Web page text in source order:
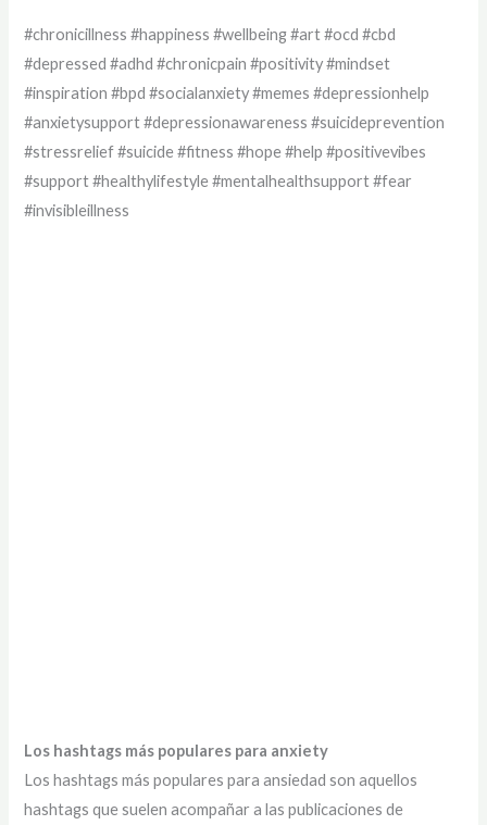
#chronicillness #happiness #wellbeing #art #ocd #cbd
#depressed #adhd #chronicpain #positivity #mindset
#inspiration #bpd #socialanxiety #memes #depressionhelp
#anxietysupport #depressionawareness #suicideprevention
#stressrelief #suicide #fitness #hope #help #positivevibes
#support #healthylifestyle #mentalhealthsupport #fear
#invisibleillness
Los hashtags más populares para anxiety
Los hashtags más populares para ansiedad son aquellos
hashtags que suelen acompañar a las publicaciones de